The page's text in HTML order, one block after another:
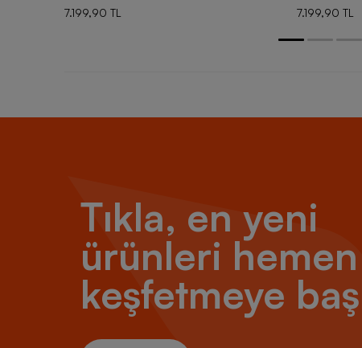
7.199,90 TL
7.199,90 TL
Tıkla, en yeni
ürünleri hemen
keşfetmeye